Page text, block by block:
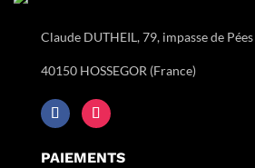
Claude DUTHEIL, 79, impasse de Pées
40150 HOSSEGOR (France)
PAIEMENTS